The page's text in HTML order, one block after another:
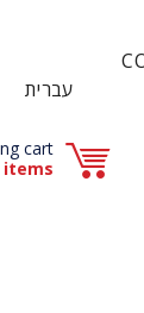
עברית
closed by
by ESCAPE
cart
items